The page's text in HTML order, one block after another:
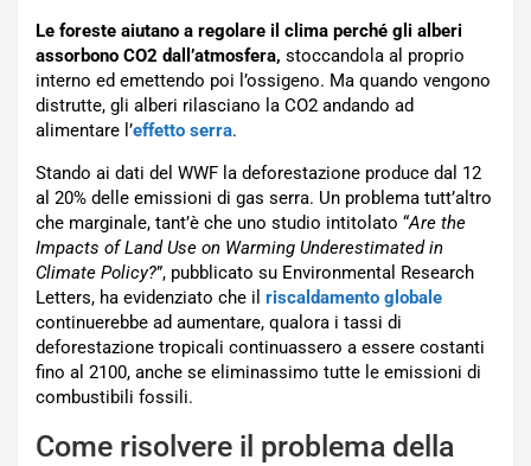
Le foreste aiutano a regolare il clima perché gli alberi
assorbono CO2 dall’atmosfera, stoccandola al proprio
interno ed emettendo poi l’ossigeno. Ma quando vengono
distrutte, gli alberi rilasciano la CO2 andando ad
alimentare l’effetto serra.
Stando ai dati del WWF la deforestazione produce dal 12
al 20% delle emissioni di gas serra. Un problema tutt’altro
che marginale, tant’è che uno studio intitolato “Are the
Impacts of Land Use on Warming Underestimated in
Climate Policy?”, pubblicato su Environmental Research
Letters, ha evidenziato che il riscaldamento globale
continuerebbe ad aumentare, qualora i tassi di
deforestazione tropicali continuassero a essere costanti
fino al 2100, anche se eliminassimo tutte le emissioni di
combustibili fossili.
Come risolvere il problema della